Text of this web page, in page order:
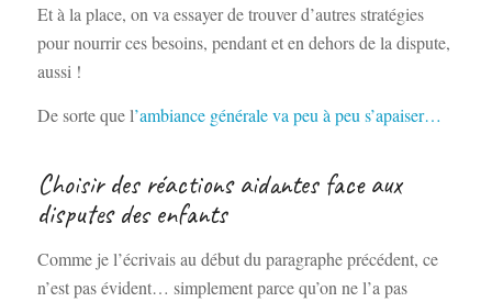
Et à la place, on va essayer de trouver d’autres stratégies
pour nourrir ces besoins, pendant et en dehors de la dispute,
aussi !
De sorte que l’ambiance générale va peu à peu s’apaiser…
Choisir des réactions aidantes face aux
disputes des enfants
Comme je l’écrivais au début du paragraphe précédent, ce
n’est pas évident… simplement parce qu’on ne l’a pas